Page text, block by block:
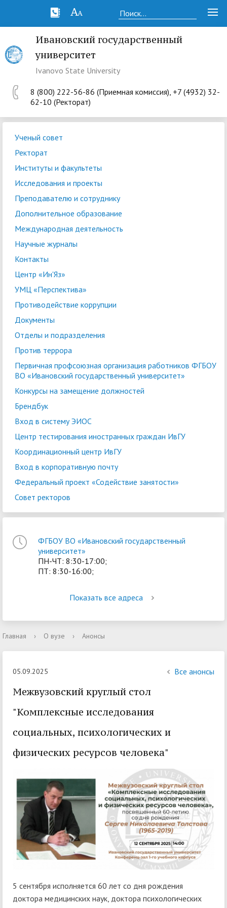
Ивановский государственный
университет
Ivanovo State University
8 (800) 222-56-86 (Приемная комиссия), +7 (4932) 32-
62-10 (Ректорат)
Ученый совет
Ректорат
Институты и факультеты
Исследования и проекты
Преподавателю и сотруднику
Дополнительное образование
Международная деятельность
Научные журналы
Контакты
Центр «Ин'Яз»
УМЦ «Перспектива»
Противодействие коррупции
Документы
Отделы и подразделения
Против террора
Первичная профсоюзная организация работников ФГБОУ
ВО «Ивановский государственный университет»
Конкурсы на замещение должностей
Брендбук
Вход в систему ЭИОС
Центр тестирования иностранных граждан ИвГУ
Координационный центр ИвГУ
Вход в корпоративную почту
Федеральный проект «Содействие занятости»
Совет ректоров
ФГБОУ ВО «Ивановский государственный
университет»
ПН-ЧТ: 8:30-17:00;
ПТ: 8:30-16:00;
Показать все адреса
Главная › О вузе › Анонсы
05.09.2025 Все анонсы
Межвузовский круглый стол
"Комплексные исследования
социальных, психологических и
физических ресурсов человека"
5 сентября исполняется 60 лет со дня рождения
доктора медицинских наук, доктора психологических